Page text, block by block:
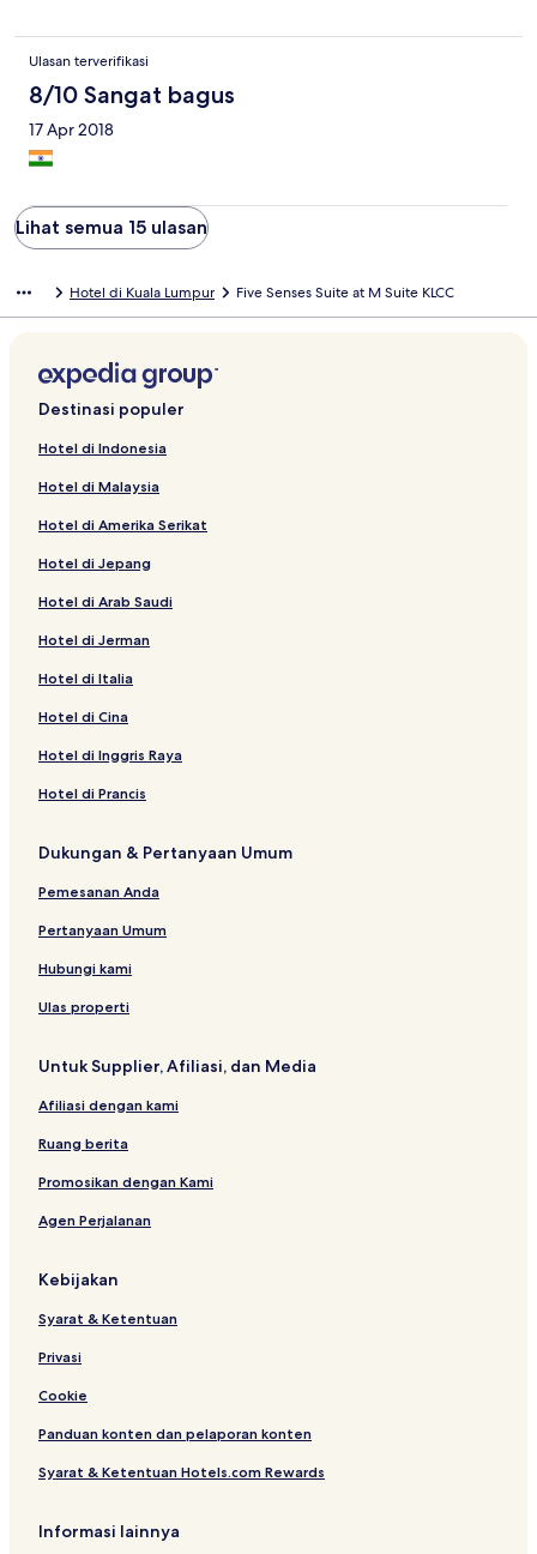
Ulasan terverifikasi
8/10 Sangat bagus
17 Apr 2018
Lihat semua 15 ulasan
Hotel di Kuala Lumpur Five Senses Suite at M Suite KLCC
Destinasi populer
Hotel di Indonesia
Hotel di Malaysia
Hotel di Amerika Serikat
Hotel di Jepang
Hotel di Arab Saudi
Hotel di Jerman
Hotel di Italia
Hotel di Cina
Hotel di Inggris Raya
Hotel di Prancis
Dukungan & Pertanyaan Umum
Pemesanan Anda
Pertanyaan Umum
Hubungi kami
Ulas properti
Untuk Supplier, Afiliasi, dan Media
Afiliasi dengan kami
Ruang berita
Promosikan dengan Kami
Agen Perjalanan
Kebijakan
Syarat & Ketentuan
Privasi
Cookie
Panduan konten dan pelaporan konten
Syarat & Ketentuan Hotels.com Rewards
Informasi lainnya